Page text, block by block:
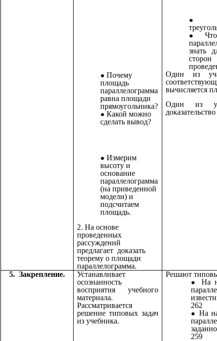
Почему
площадь
параллелограмма
равна площади
прямоугольника?
Какой можно
сделать вывод?
Измерим
высоту и
основание
параллелограмма
(на приведенной
модели) и
подсчитаем
площадь.
2. На основе
проведенных
рассуждений
предлагает доказать
теорему о площади
параллелограмма.
знать
Один из
вычисляется
Один из
5. Закрепление.
Устанавливает
осознанность
восприятия учебного
материала.
Рассматривается
решение типовых задач
из учебника.
Решают
На
262
На
259